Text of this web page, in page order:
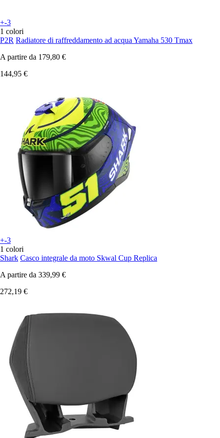
+-3
1 colori
P2R Radiatore di raffreddamento ad acqua Yamaha 530 Tmax
A partire da 179,80 €
144,95 €
+-3
1 colori
Shark Casco integrale da moto Skwal Cup Replica
A partire da 339,99 €
272,19 €